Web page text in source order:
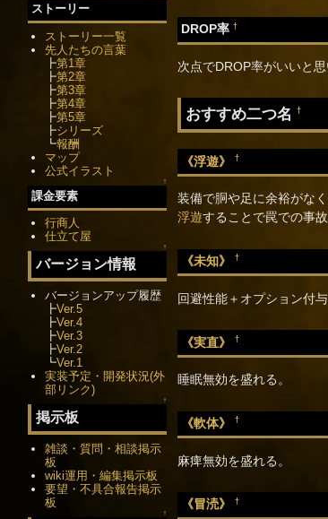
DROP率 †
次点でDROP率がいいと
おすすめ二つ名 †
《浮遊》 †
装備で胴や足に余裕がな
浮遊することで罠での事故
《未知》 †
回避性能＋オプション付
《実直》 †
睡眠無効を盛れる。
《軟体》 †
麻痺無効を盛れる。
《冒涜》 †
ストーリー
ストーリー一覧
先人たちの言葉
┣第1章
┣第2章
┣第3章
┣第4章
┣第5章
┣シリーズ
┗報酬
マップ
公式イラスト
↑
課金要素
行商人
仕立て屋
↑
バージョン情報
バージョンアップ履歴
┣Ver.5
┣Ver.4
┣Ver.3
┣Ver.2
┗Ver.1
実装予定・開発状況(外
部リンク)
↑
掲示板
雑談・質問・相談掲示
板
wiki運用・編集掲示板
要望・不具合報告掲示
板
↑